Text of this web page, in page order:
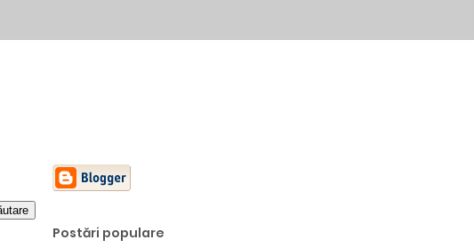
Postări populare